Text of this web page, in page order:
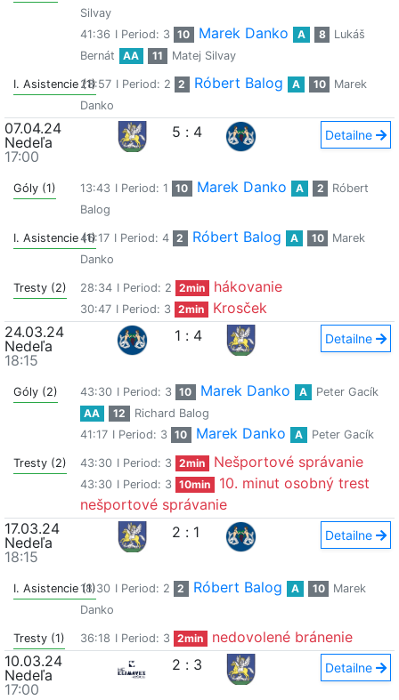
Silvay
41:36 I Period: 3 10 Marek Danko A 8
Lukáš
Bernát
AA 11 Matej Silvay
I. Asistencie (1)28:57 I Period: 2 2 Róbert Balog A 10
Marek
Danko
07.04.24
Nedeľa
17:00
5 : 4 Detailne
Góly (1) 13:43 I Period: 1 10 Marek Danko A 2
Róbert
Balog
I. Asistencie (1)46:17 I Period: 4 2 Róbert Balog A 10
Marek
Danko
Tresty (2) 28:34 I Period: 2 2min hákovanie
30:47 I Period: 3 2min
Krosček
24.03.24
Nedeľa
18:15
1 : 4 Detailne
Góly (2) 43:30 I Period: 3 10 Marek Danko A
Peter Gacík
AA
12
Richard Balog
41:17 I Period: 3 10 Marek Danko A Peter Gacík
Tresty (2) 43:30 I Period: 3 2min Nešportové správanie
43:30 I Period: 3 10min
10. minut osobný trest
nešportové správanie
17.03.24
Nedeľa
18:15
2 : 1 Detailne
I. Asistencie (1)18:30 I Period: 2 2 Róbert Balog A 10
Marek
Danko
Tresty (1) 36:18 I Period: 3 2min
nedovolené bránenie
10.03.24
Nedeľa
17:00
2 : 3 Detailne